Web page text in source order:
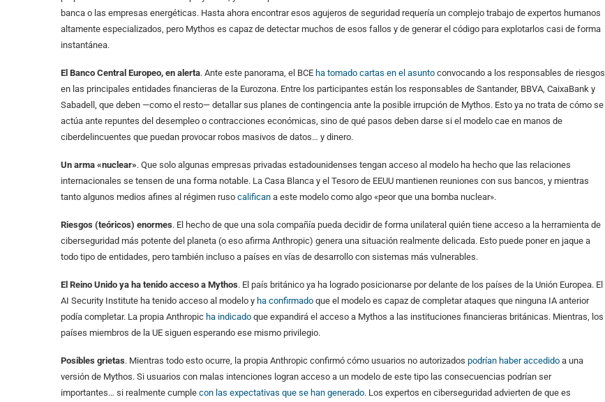
banca o las empresas energéticas. Hasta ahora encontrar esos agujeros de seguridad requería un complejo trabajo de expertos humanos
altamente especializados, pero Mythos es capaz de detectar muchos de esos fallos y de generar el código para explotarlos casi de forma
instantánea.
El Banco Central Europeo, en alerta. Ante este panorama, el BCE ha tomado cartas en el asunto convocando a los responsables de riesgos
en las principales entidades financieras de la Eurozona. Entre los participantes están los responsables de Santander, BBVA, CaixaBank y
Sabadell, que deben —como el resto— detallar sus planes de contingencia ante la posible irrupción de Mythos. Esto ya no trata de cómo se
actúa ante repuntes del desempleo o contracciones económicas, sino de qué pasos deben darse si el modelo cae en manos de
ciberdelincuentes que puedan provocar robos masivos de datos… y dinero.
Un arma «nuclear». Que solo algunas empresas privadas estadounidenses tengan acceso al modelo ha hecho que las relaciones
internacionales se tensen de una forma notable. La Casa Blanca y el Tesoro de EEUU mantienen reuniones con sus bancos, y mientras
tanto algunos medios afines al régimen ruso califican a este modelo como algo «peor que una bomba nuclear».
Riesgos (teóricos) enormes. El hecho de que una sola compañía pueda decidir de forma unilateral quién tiene acceso a la herramienta de
ciberseguridad más potente del planeta (o eso afirma Anthropic) genera una situación realmente delicada. Esto puede poner en jaque a
todo tipo de entidades, pero también incluso a países en vías de desarrollo con sistemas más vulnerables.
El Reino Unido ya ha tenido acceso a Mythos. El país británico ya ha logrado posicionarse por delante de los países de la Unión Europea. El
AI Security Institute ha tenido acceso al modelo y ha confirmado que el modelo es capaz de completar ataques que ninguna IA anterior
podía completar. La propia Anthropic ha indicado que expandirá el acceso a Mythos a las instituciones financieras británicas. Mientras, los
países miembros de la UE siguen esperando ese mismo privilegio.
Posibles grietas. Mientras todo esto ocurre, la propia Anthropic confirmó cómo usuarios no autorizados podrían haber accedido a una
versión de Mythos. Si usuarios con malas intenciones logran acceso a un modelo de este tipo las consecuencias podrían ser
importantes… si realmente cumple con las expectativas que se han generado. Los expertos en ciberseguridad advierten de que es